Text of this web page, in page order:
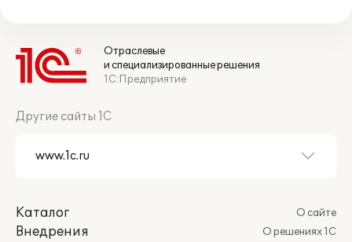
Отраслевые
и специализированные решения
1С:Предприятие
Другие сайты 1С
Каталог
Внедрения
О сайте
О решениях 1С